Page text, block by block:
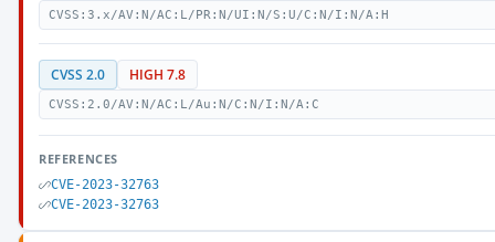
CVSS:3.x/AV:N/AC:L/PR:N/UI:N/S:U/C:N/I:N/A:H
CVSS 2.0 HIGH 7.8
CVSS:2.0/AV:N/AC:L/Au:N/C:N/I:N/A:C
REFERENCES
CVE-2023-32763
CVE-2023-32763